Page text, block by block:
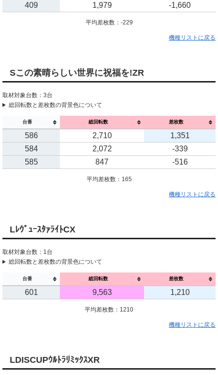
409
1,979 -1,660
平均差枚数：-229
機種リストに戻る
Sこの素晴らしい世界に祝福を!ZR
取材対象台数：3台
総回転数と差枚数の背景色について
台番 総回転数 差枚数
586 2,710
1,351
584
2,072
-339
585
847 -516
平均差枚数：165
機種リストに戻る
LﾚｳﾞｭｰｽﾀｧﾗｲﾄCX
取材対象台数：1台
総回転数と差枚数の背景色について
台番 総回転数 差枚数
601 9,563 1,210
平均差枚数：1210
機種リストに戻る
LDISCUPｳﾙﾄﾗﾘﾐｯｸｽXR